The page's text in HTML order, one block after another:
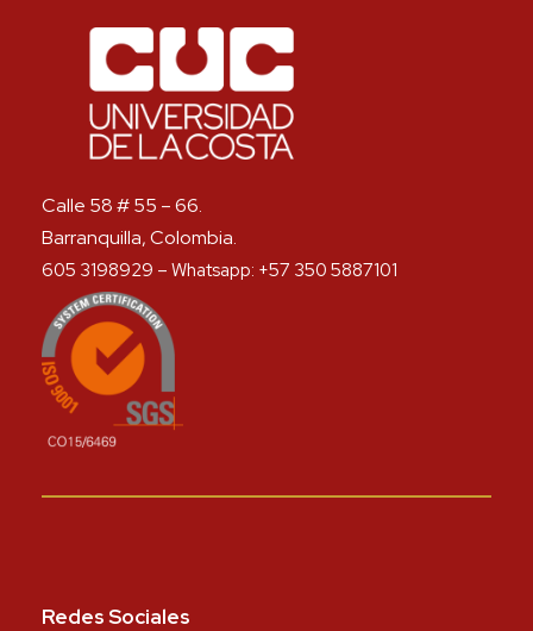
Calle 58 # 55 – 66.
Barranquilla, Colombia.
605 3198929 – Whatsapp: +57 350 5887101
Redes Sociales